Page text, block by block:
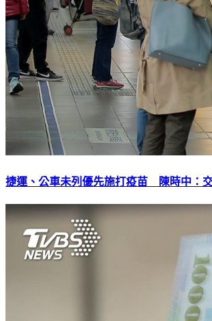
捷運、公車未列優先施打疫苗 陳時中：